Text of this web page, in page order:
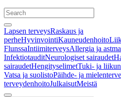
Lapsen terveysRaskaus ja
perheHyvinvointiKauneudenhoito
FlunssaIntiimiterveysAllergia ja astma
InfektiotauditNeurologiset sairaudet
sairaudetHengityselimetTuki- ja
Vatsa ja suolistoPäihde- ja
terveydenhoitoJulkaisutMeistä